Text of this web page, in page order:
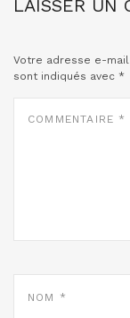
LAISSER UN
Votre adresse e-
sont indiqués avec *